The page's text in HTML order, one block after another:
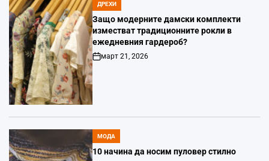
POSTED
IN
ДРЕХИ
Защо модерните дамски комплекти
изместват традиционните рокли в
ежедневния гардероб?
Post
Date
март 21, 2026
POSTED
IN
МОДА
10 начина да носим пуловер стилно